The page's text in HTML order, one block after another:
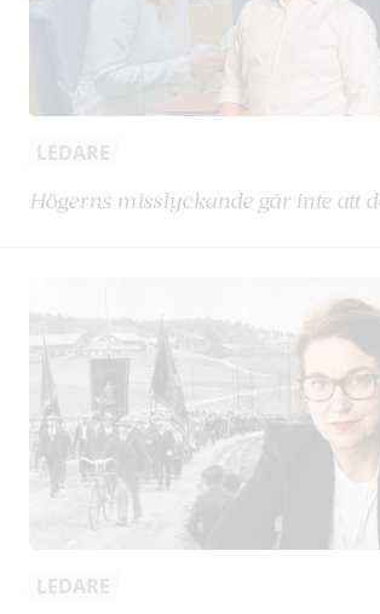
LEDARE
Högerns misslyckande går inte att
LEDARE